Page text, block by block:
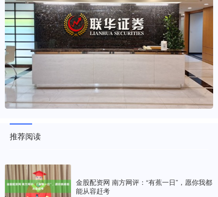
推荐阅读
金股配资网 南方网评：“有蕉一日”，愿你我都
能从容赶考